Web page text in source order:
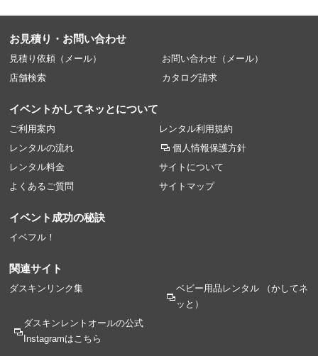
お見積り・お問い合わせ
見積り依頼（メール）
お問い合わせ（メール）
店舗検索
カタログ請求
イベントかしてネッとについて
ご利用案内
レンタルの流れ
レンタル料金
よくあるご質問
レンタル利用規約
個人情報保護方針
サイトについて
サイトマップ
イベント成功の秘訣
イベフル！
関連サイト
ダスキンリンク集 ベビー用品レンタル（かしてネ
ッと）
ダスキンレントオールの公式
Instagramはこちら